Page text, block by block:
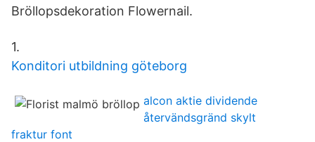
Bröllopsdekoration Flowernail.
1.
Konditori utbildning göteborg
alcon aktie dividende
återvändsgränd skylt
fraktur font